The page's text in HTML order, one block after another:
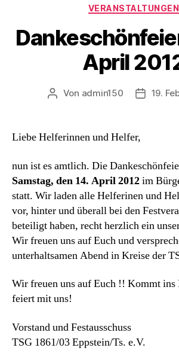
VERANSTALTUNGEN
April
Beitragsautor
Von admin150 19.
Liebe Helferinnen und Helfer,
nun ist es amtlich. Die
Samstag, den 14. April 2012im
statt. Wir laden alle Helferinen und
vor, hinter und überall bei den
beteiligt haben, recht herzlich ein
Wir freuen uns auf Euch und
unterhaltsamen Abend in Kreise der
Wir freuen uns auf Euch !! Kommt ins
feiert mit uns!
Vorstand und Festausschuss
TSG 1861/03 Eppstein/Ts. e.V.